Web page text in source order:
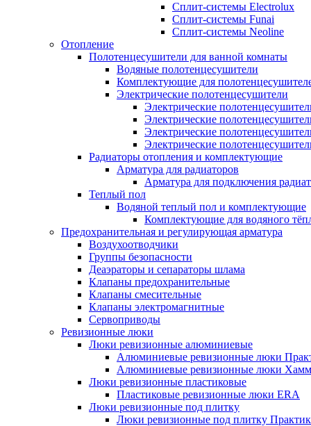
Сплит-системы Electrolux
Сплит-системы Funai
Сплит-системы Neoline
Отопление
Полотенцесушители для ванной комнаты
Водяные полотенцесушители
Комплектующие для
Электрические полотенцесушители
Электрические
Электрические
Электрические
Электрические
Радиаторы отопления и комплектующие
Арматура для радиаторов
Арматура для подключения
Теплый пол
Водяной теплый пол и комплектующие
Комплектующие для водяного
Предохранительная и регулирующая арматура
Воздухоотводчики
Группы безопасности
Деаэраторы и сепараторы шлама
Клапаны предохранительные
Клапаны смесительные
Клапаны электромагнитные
Сервоприводы
Ревизионные люки
Люки ревизионные алюминиевые
Алюминиевые ревизионные люки
Алюминиевые ревизионные люки
Люки ревизионные пластиковые
Пластиковые ревизионные люки ERA
Люки ревизионные под плитку
Люки ревизионные под плитку